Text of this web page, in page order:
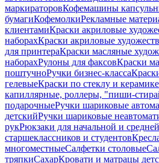
маркираторовКофемашины
бумагиКофемолкиРекламные
клиентамиКраски акриловые
наборахКраски акриловые
для принтераКраски масляные
наборахРулоны для факсовКраски
поштучноРучки бизнес-класса
гелевыеКраски по стеклу и керамике
капиллярные, роллеры, "пиши-
подарочныеРучки шариковые
детскийРучки шариковые
рукРюкзаки для начальной и
старшеклассников и студентов
многоместныеСалфетки столовые
тряпкиСахарКровати и матрацы